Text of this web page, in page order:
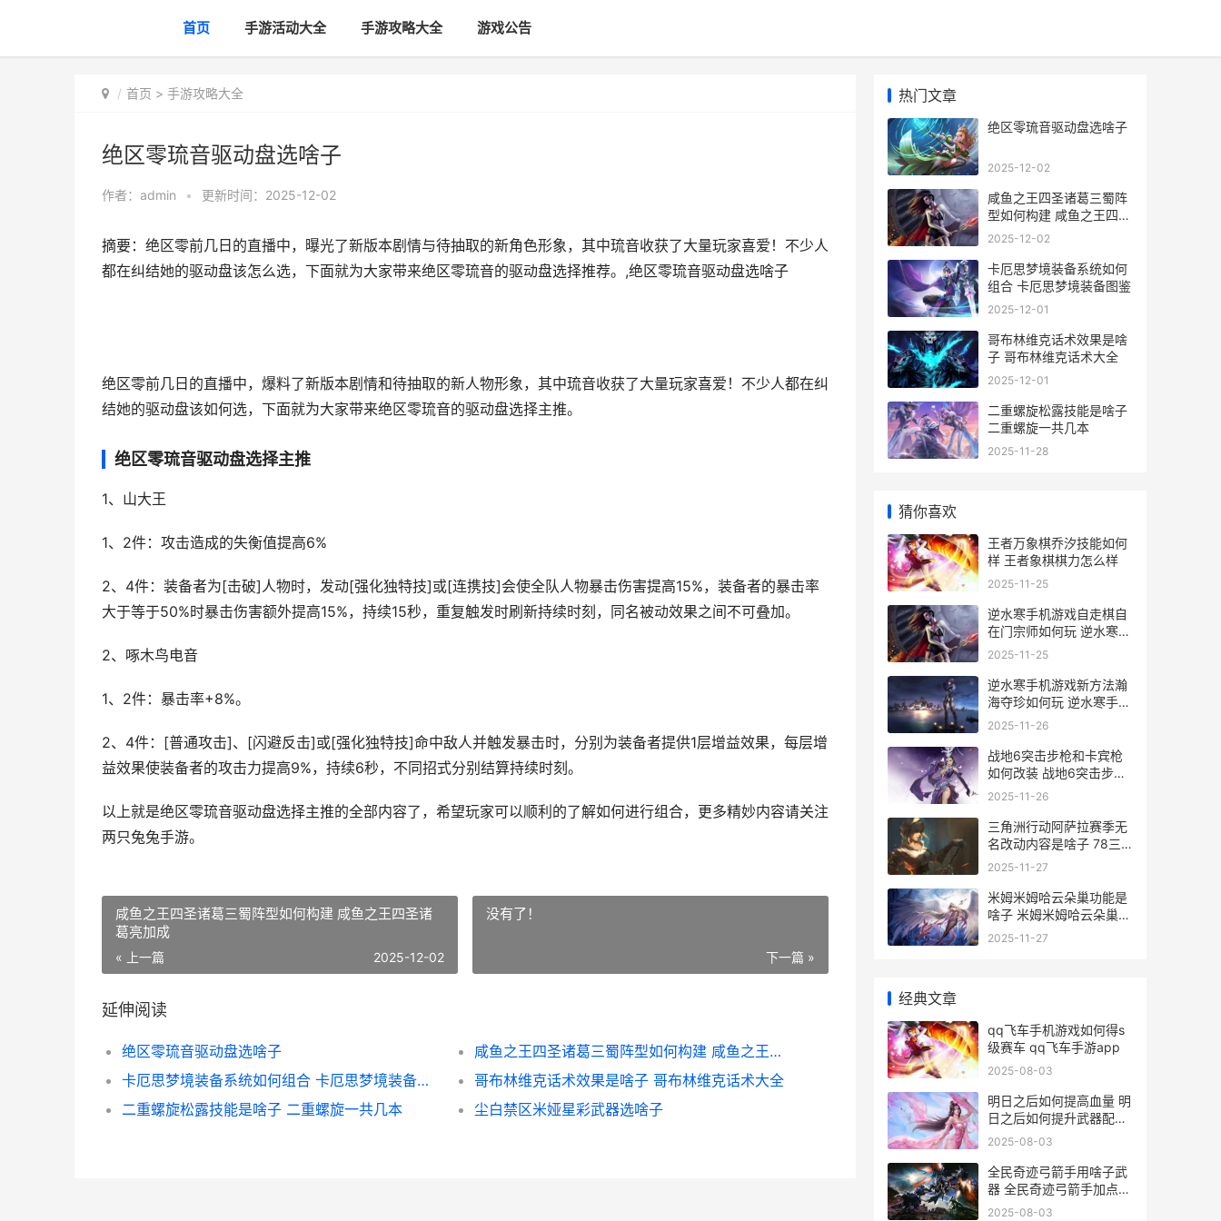
首页 手游活动大全 手游攻略大全 游戏公告
首页 > 手游攻略大全
绝区零琉音驱动盘选啥子
作者： admin • 更新时间：2025-12-02
摘要：绝区零前几日的直播中，曝光了新版本剧情与待抽取的新角色形象，其中琉音收获了大量玩家喜爱！不少人
都在纠结她的驱动盘该怎么选，下面就为大家带来绝区零琉音的驱动盘选择推荐。,绝区零琉音驱动盘选啥子
绝区零前几日的直播中，爆料了新版本剧情和待抽取的新人物形象，其中琉音收获了大量玩家喜爱！不少人都在纠
结她的驱动盘该如何选，下面就为大家带来绝区零琉音的驱动盘选择主推。
绝区零琉音驱动盘选择主推
1、山大王
1、2件：攻击造成的失衡值提高6%
2、4件：装备者为[击破]人物时，发动[强化独特技]或[连携技]会使全队人物暴击伤害提高15%，装备者的暴击率
大于等于50%时暴击伤害额外提高15%，持续15秒，重复触发时刷新持续时刻，同名被动效果之间不可叠加。
2、啄木鸟电音
1、2件：暴击率+8%。
2、4件：[普通攻击]、[闪避反击]或[强化独特技]命中敌人并触发暴击时，分别为装备者提供1层增益效果，每层增
益效果使装备者的攻击力提高9%，持续6秒，不同招式分别结算持续时刻。
以上就是绝区零琉音驱动盘选择主推的全部内容了，希望玩家可以顺利的了解如何进行组合，更多精妙内容请关注
两只兔兔手游。
咸鱼之王四圣诸葛三蜀阵型如何构建 咸鱼之王四圣诸
葛亮加成
« 上一篇 2025-12-02
没有了！
下一篇 »
延伸阅读
绝区零琉音驱动盘选啥子
咸鱼之王四圣诸葛三蜀阵型如何构建 咸鱼之王四圣诸葛亮加成
卡厄思梦境装备系统如何组合 卡厄思梦境装备图鉴
哥布林维克话术效果是啥子 哥布林维克话术大全
二重螺旋松露技能是啥子 二重螺旋一共几本
尘白禁区米娅星彩武器选啥子
热门文章
绝区零琉音驱动盘选啥子
2025-12-02
咸鱼之王四圣诸葛三蜀阵
型如何构建 咸鱼之王四圣
诸葛亮加成
2025-12-02
卡厄思梦境装备系统如何
组合 卡厄思梦境装备图鉴
2025-12-01
哥布林维克话术效果是啥
子 哥布林维克话术大全
2025-12-01
二重螺旋松露技能是啥子
二重螺旋一共几本
2025-11-28
猜你喜欢
王者万象棋乔汐技能如何
样 王者象棋棋力怎么样
2025-11-25
逆水寒手机游戏自走棋自
在门宗师如何玩 逆水寒手
机游戏可以赚钱吗
2025-11-25
逆水寒手机游戏新方法瀚
海夺珍如何玩 逆水寒手机
游戏手柄怎么用
2025-11-26
战地6突击步枪和卡宾枪
如何改装 战地6突击步枪
和卡宾枪区别
2025-11-26
三角洲行动阿萨拉赛季无
名改动内容是啥子 78三
角洲行动
2025-11-27
米姆米姆哈云朵巢功能是
啥子 米姆米姆哈云朵巢怎
么做
2025-11-27
经典文章
qq飞车手机游戏如何得s
级赛车 qq飞车手游app
2025-08-03
明日之后如何提高血量 明
日之后如何提升武器配件
等级
2025-08-03
全民奇迹弓箭手用啥子武
器 全民奇迹弓箭手加点攻
略
2025-08-03